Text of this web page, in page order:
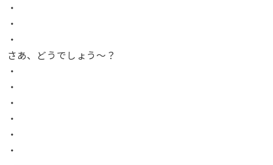
・
・
・
さあ、どうでしょう〜？
・
・
・
・
・
・